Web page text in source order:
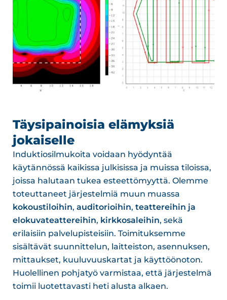
Täysipainoisia elämyksiä
jokaiselle
Induktiosilmukoita voidaan hyödyntää
käytännössä kaikissa julkisissa ja muissa tiloissa,
joissa halutaan tukea esteettömyyttä. Olemme
toteuttaneet järjestelmiä muun muassa
kokoustiloihin, auditorioihin, teattereihin ja
elokuvateattereihin, kirkkosaleihin, sekä
erilaisiin palvelupisteisiin. Toimituksemme
sisältävät suunnittelun, laitteiston, asennuksen,
mittaukset, kuuluvuuskartat ja käyttöönoton.
Huolellinen pohjatyö varmistaa, että järjestelmä
toimii luotettavasti heti alusta alkaen.